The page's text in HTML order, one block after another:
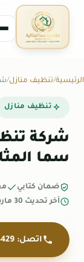
الرئيسية تنظيف منازل
تنظيف منازل
شركة
سما
ضمان كتابي
آخر تحديث 30 مارس 2026
اتصل: 0536744429